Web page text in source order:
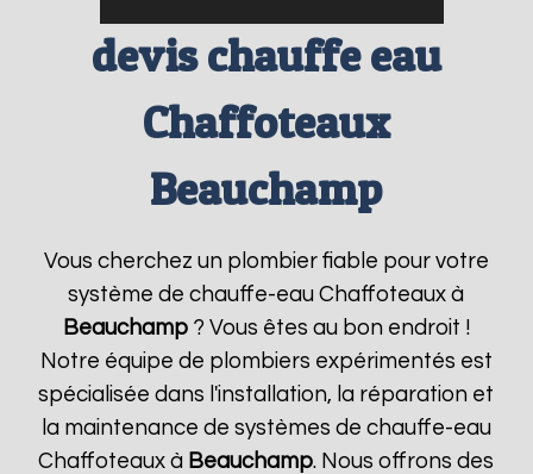
devis chauffe eau
Chaffoteaux
Beauchamp
Vous cherchez un plombier fiable pour votre
système de chauffe-eau Chaffoteaux à
Beauchamp? Vous êtes au bon endroit !
Notre équipe de plombiers expérimentés est
spécialisée dans l'installation, la réparation et
la maintenance de systèmes de chauffe-eau
Chaffoteaux à Beauchamp. Nous offrons des